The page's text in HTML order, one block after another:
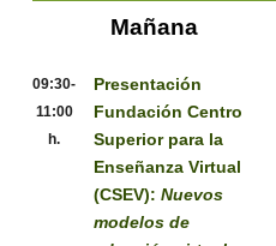
Mañana
09:30-
11:00
h.
Presentación
Fundación Centro
Superior para la
Enseñanza Virtual
(CSEV): Nuevos
modelos de